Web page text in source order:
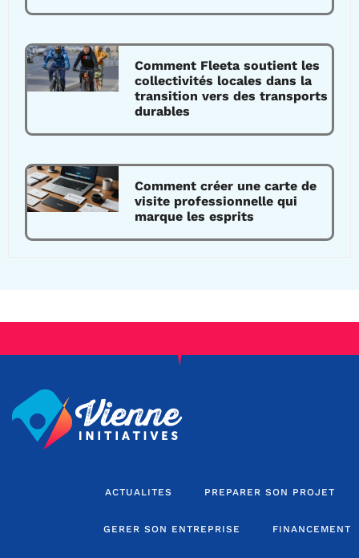
Comment Fleeta soutient les
collectivités locales dans la
transition vers des transports
durables
Comment créer une carte de
visite professionnelle qui
marque les esprits
ACTUALITES PREPARER SON PROJET
GERER SON ENTREPRISE FINANCEMENT